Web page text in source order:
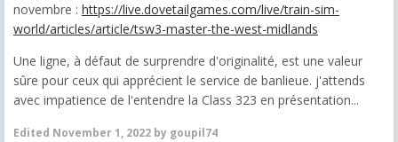
novembre : https://live.dovetailgames.com/live/train-sim-
world/articles/article/tsw3-master-the-west-midlands
Une ligne, à défaut de surprendre d'originalité, est une valeur
sûre pour ceux qui apprécient le service de banlieue. j'attends
avec impatience de l'entendre la Class 323 en présentation...
Edited November 1, 2022 by goupil74